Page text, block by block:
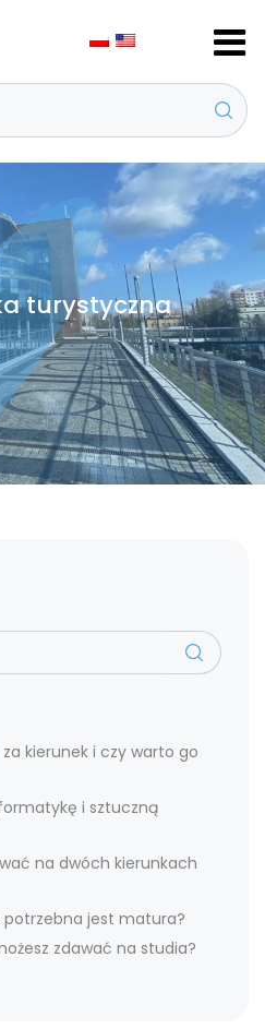
turystyczna
kierunek i czy warto go
i sztuczną
na dwóch kierunkach
jest matura?
zdawać na studia?